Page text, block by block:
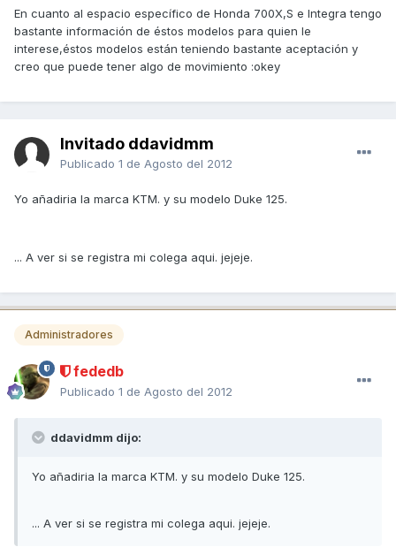
En cuanto al espacio específico de Honda 700X,S e Integra tengo
bastante información de éstos modelos para quien le
interese,éstos modelos están teniendo bastante aceptación y
creo que puede tener algo de movimiento :okey
Invitado ddavidmm
Publicado 1 de Agosto del 2012
Yo añadiria la marca KTM. y su modelo Duke 125.
... A ver si se registra mi colega aqui. jejeje.
Administradores
fededb
Publicado 1 de Agosto del 2012
ddavidmm dijo:
Yo añadiria la marca KTM. y su modelo Duke 125.
... A ver si se registra mi colega aqui. jejeje.